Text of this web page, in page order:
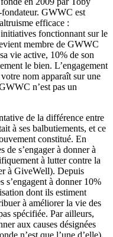
GWWC est
efficace :
initiatives fonctionnant sur le
membre de GWWC
vie active, 10% de son
le bien. L’engagement
nom apparaît sur une
n’est pas un
de la différence entre
à ses balbutiements, et ce
constitué. En
de s’engager à donner à
à lutter contre la
à GiveWell). Depuis
s’engagent à donner 10%
dont ils estiment
à améliorer la vie des
spécifiée. Par ailleurs,
aux causes désignées
n’est que l’une d’elle),